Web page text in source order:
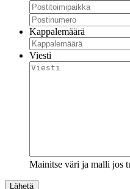
Kappalemäärä
Viesti
Mainitse väri ja malli jos